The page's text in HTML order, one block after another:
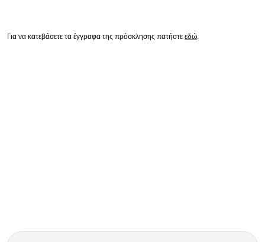
Για να κατεβάσετε τα έγγραφα της πρόσκλησης πατήστε εδώ.